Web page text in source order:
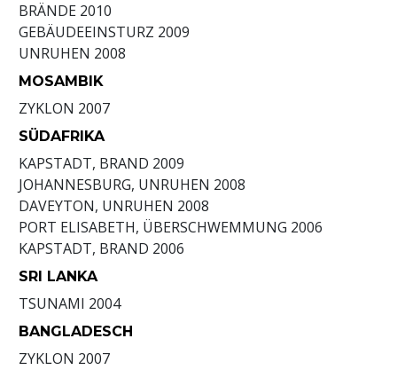
BRÄNDE 2010
GEBÄUDEEINSTURZ 2009
UNRUHEN 2008
MOSAMBIK
ZYKLON 2007
SÜDAFRIKA
KAPSTADT, BRAND 2009
JOHANNESBURG, UNRUHEN 2008
DAVEYTON, UNRUHEN 2008
PORT ELISABETH, ÜBERSCHWEMMUNG 2006
KAPSTADT, BRAND 2006
SRI LANKA
TSUNAMI 2004
BANGLADESCH
ZYKLON 2007